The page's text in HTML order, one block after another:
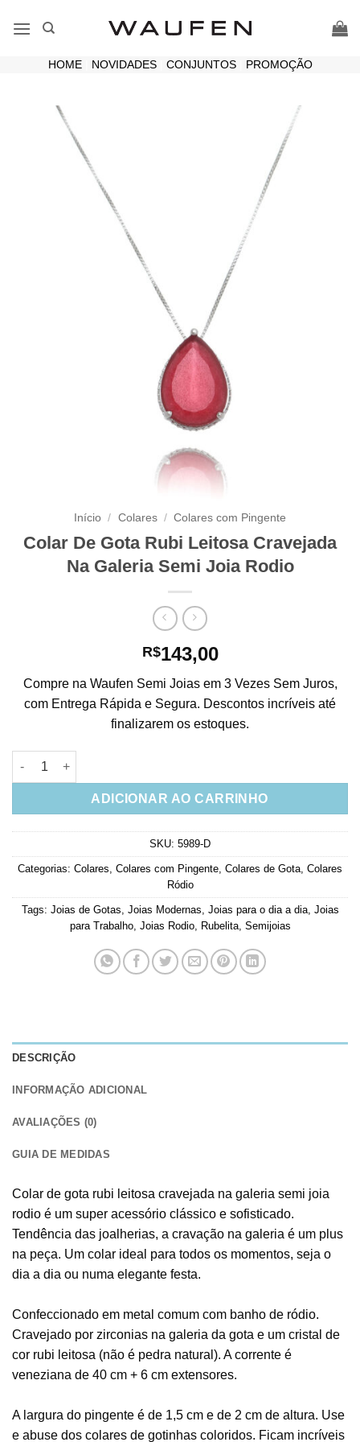
HOME| NOVIDADES| CONJUNTOS| PROMOÇÃO
Início / Colares / Colares com Pingente
Colar De Gota Rubi Leitosa Cravejada
Na Galeria Semi Joia Rodio
R$143,00
Compre na Waufen Semi Joias em 3 Vezes Sem Juros,
com Entrega Rápida e Segura. Descontos incríveis até
finalizarem os estoques.
Colar De Gota Rubi Leitosa Cravejada Na Galeria Semi Joia
ADICIONAR AO CARRINHO
SKU: 5989-D
Categorias: Colares Colares com Pingente Colares de Gota Colares
Ródio
Tags: Joias de Gotas Joias Modernas Joias para o dia a dia, Joias
para Trabalho, Joias Rodio, Rubelita, Semijoias
DESCRIÇÃO
INFORMAÇÃO ADICIONAL
AVALIAÇÕES (0)
GUIA DE MEDIDAS
Colar de gota rubi leitosa cravejada na galeria semi joia
rodio é um super acessório clássico e sofisticado.
Tendência das joalherias, a cravação na galeria é um plus
na peça. Um colar ideal para todos os momentos, seja o
dia a dia ou numa elegante festa.
Confeccionado em metal comum com banho de ródio.
Cravejado por zirconias na galeria da gota e um cristal de
cor rubi leitosa (não é pedra natural). A corrente é
veneziana de 40 cm + 6 cm extensores.
A largura do pingente é de 1,5 cm e de 2 cm de altura. Use
e abuse dos colares de gotinhas coloridos. Ficam incríveis